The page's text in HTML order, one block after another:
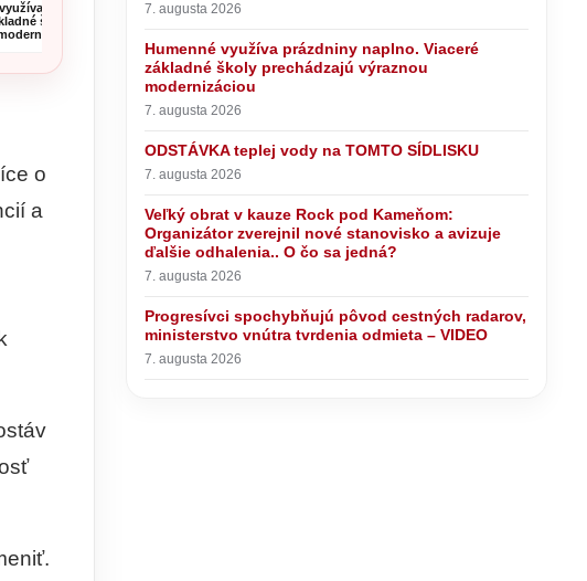
prázdniny naplno.
školy prechádzajú
ODSTÁVKA teplej vody na TOMTO
o
a
7. augusta 2026
Humenné využíva prázdniny naplno. Viaceré
základné školy prechádzajú výraznou
modernizáciou
7. augusta 2026
ODSTÁVKA teplej vody na TOMTO SÍDLISKU
7. augusta 2026
Veľký obrat v kauze Rock pod Kameňom:
Organizátor zverejnil nové stanovisko a avizuje
ďalšie odhalenia.. O čo sa jedná?
7. augusta 2026
Progresívci spochybňujú pôvod cestných radarov,
ministerstvo vnútra tvrdenia odmieta – VIDEO
7. augusta 2026